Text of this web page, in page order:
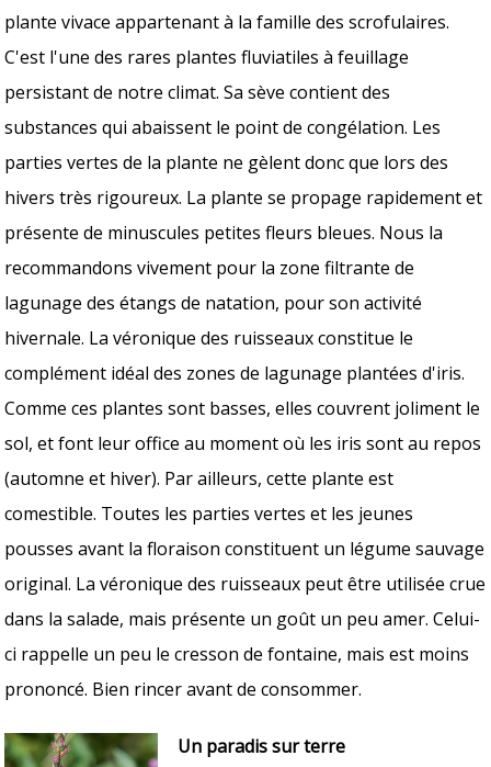
plante vivace appartenant à la famille des scrofulaires.
C'est l'une des rares plantes fluviatiles à feuillage
persistant de notre climat. Sa sève contient des
substances qui abaissent le point de congélation. Les
parties vertes de la plante ne gèlent donc que lors des
hivers très rigoureux. La plante se propage rapidement et
présente de minuscules petites fleurs bleues. Nous la
recommandons vivement pour la zone filtrante de
lagunage des étangs de natation, pour son activité
hivernale. La véronique des ruisseaux constitue le
complément idéal des zones de lagunage plantées d'iris.
Comme ces plantes sont basses, elles couvrent joliment le
sol, et font leur office au moment où les iris sont au repos
(automne et hiver). Par ailleurs, cette plante est
comestible. Toutes les parties vertes et les jeunes
pousses avant la floraison constituent un légume sauvage
original. La véronique des ruisseaux peut être utilisée crue
dans la salade, mais présente un goût un peu amer. Celui-
ci rappelle un peu le cresson de fontaine, mais est moins
prononcé. Bien rincer avant de consommer.
Un paradis sur terre